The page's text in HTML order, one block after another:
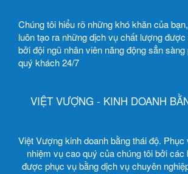
Chúng tôi hiểu rõ những khó khăn của
luôn tạo ra những dịch vụ chất lượng
bởi đội ngũ nhân viên năng động sẳn
quý khách 24/7
VIỆT VƯỢNG - KINH DOANH
Việt Vượng kinh doanh bằng thái độ.
nhiệm vụ cao quý của chúng tôi bởi các
được phục vụ bằng dịch vụ chuyên